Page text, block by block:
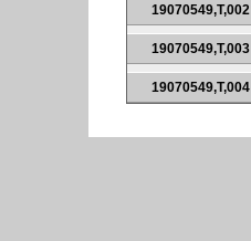
19070549,T,002
19070549,T,003
19070549,T,004